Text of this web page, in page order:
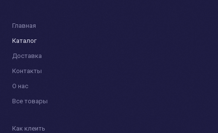
Главная
Каталог
Доставка
Контакты
О нас
Все товары
Как клеить